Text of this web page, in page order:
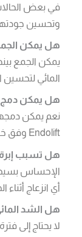
في بعض
وتحسين
هل يمكن
يمكن الجمع
المائي لتحسين
هل يمكن دمج
نعم يمكن
Endolift وفق خطة علاجية يحددها الطبيب.
هل تسبب إبرة
الإحساس
أي انزعاج أثناء
هل الشد
لا يحتاج إلى